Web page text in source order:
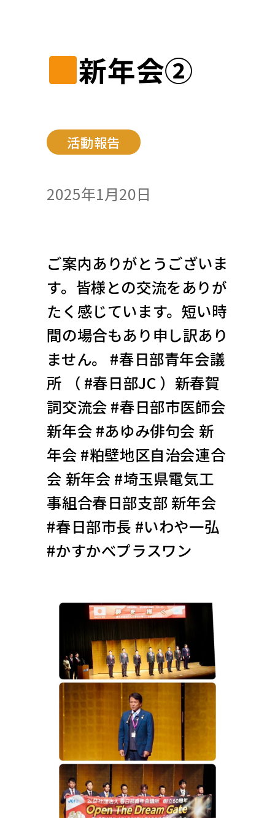
新年会②
活動報告
2025年1月20日
ご案内ありがとうございま
す。皆様との交流をありが
たく感じています。短い時
間の場合もあり申し訳あり
ません。 #春日部青年会議
所 （ #春日部JC ）新春賀
詞交流会 #春日部市医師会
新年会 #あゆみ俳句会 新
年会 #粕壁地区自治会連合
会 新年会 #埼玉県電気工
事組合春日部支部 新年会
#春日部市長 #いわや一弘
#かすかべプラスワン